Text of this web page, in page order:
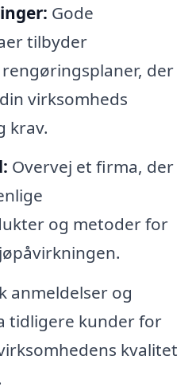
Gode
tilbyder
der
virksomheds
krav.
Overvej et firma, der
og metoder for
anmeldelser og
tidligere kunder for
kvalitet